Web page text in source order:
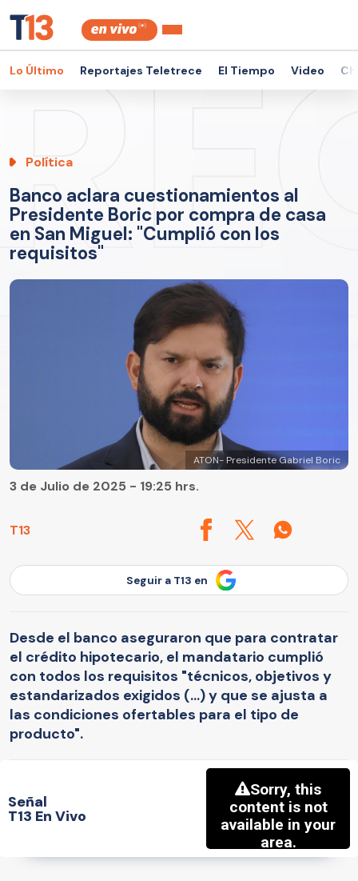
Lo Último Reportajes Teletrece El Tiempo Video
Política
Banco aclara cuestionamientos al
Presidente Boric por compra de casa
en San Miguel: "Cumplió con los
requisitos"
ATON- Presidente Gabriel Boric
T13
3 de Julio de 2025 - 19:25 hrs.
Seguir a T13 en
Desde el banco aseguraron que para contratar
el crédito hipotecario, el mandatario cumplió
con todos los requisitos "técnicos, objetivos y
estandarizados exigidos (...) y que se ajusta a
las condiciones ofertables para el tipo de
producto".
Señal
T13 En Vivo